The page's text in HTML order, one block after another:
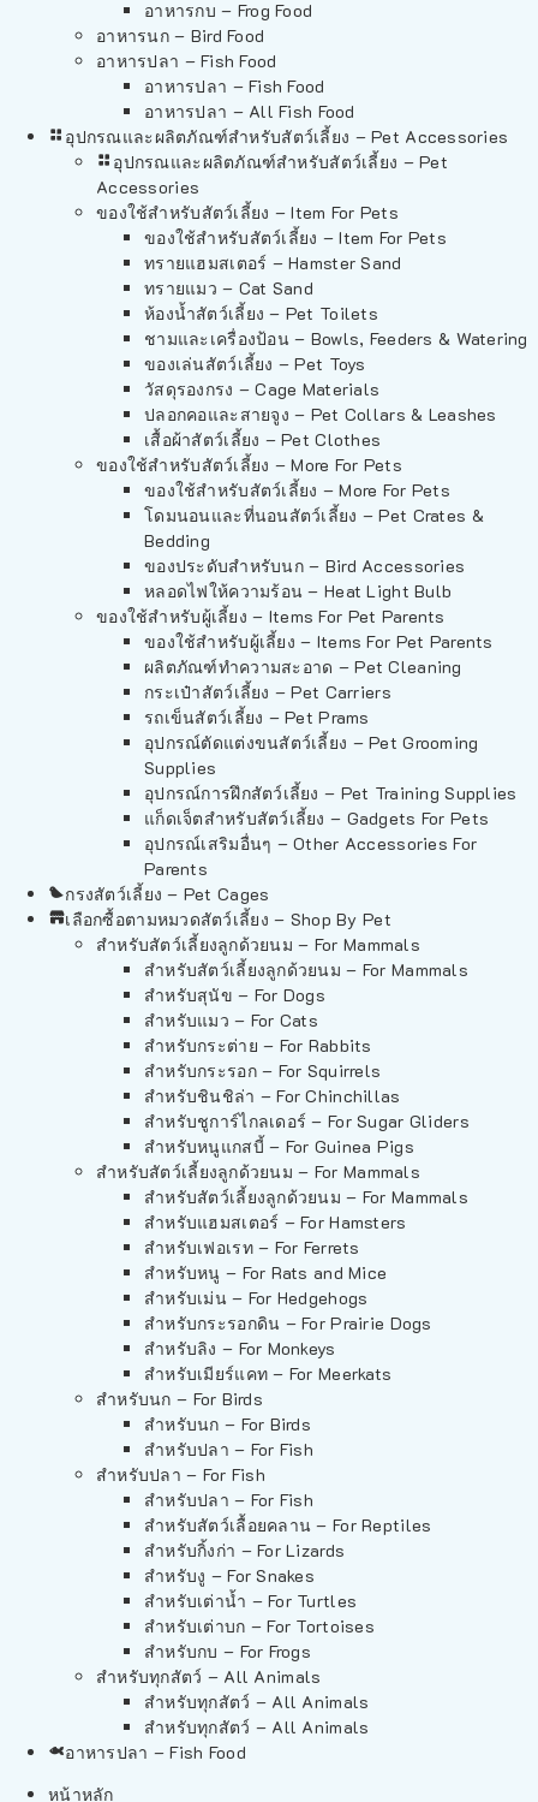
อาหารกบ – Frog Food
อาหารนก – Bird Food
อาหารปลา – Fish Food
อาหารปลา – Fish Food
อาหารปลา – All Fish Food
อุปกรณและผลิตภัณฑ์สำหรับสัตว์เลี้ยง – Pet Accessories
อุปกรณและผลิตภัณฑ์สำหรับสัตว์เลี้ยง – Pet
Accessories
ของใช้สำหรับสัตว์เลี้ยง – Item For Pets
ของใช้สำหรับสัตว์เลี้ยง – Item For Pets
ทรายแฮมสเตอร์ – Hamster Sand
ทรายแมว – Cat Sand
ห้องน้ำสัตว์เลี้ยง – Pet Toilets
ชามและเครื่องป้อน – Bowls, Feeders & Watering
ของเล่นสัตว์เลี้ยง – Pet Toys
วัสดุรองกรง – Cage Materials
ปลอกคอและสายจูง – Pet Collars & Leashes
เสื้อผ้าสัตว์เลี้ยง – Pet Clothes
ของใช้สำหรับสัตว์เลี้ยง – More For Pets
ของใช้สำหรับสัตว์เลี้ยง – More For Pets
โดมนอนและที่นอนสัตว์เลี้ยง – Pet Crates &
Bedding
ของประดับสำหรับนก – Bird Accessories
หลอดไฟให้ความร้อน – Heat Light Bulb
ของใช้สำหรับผู้เลี้ยง – Items For Pet Parents
ของใช้สำหรับผู้เลี้ยง – Items For Pet Parents
ผลิตภัณฑ์ทำความสะอาด – Pet Cleaning
กระเป๋าสัตว์เลี้ยง – Pet Carriers
รถเข็นสัตว์เลี้ยง – Pet Prams
อุปกรณ์ตัดแต่งขนสัตว์เลี้ยง – Pet Grooming
Supplies
อุปกรณ์การฝึกสัตว์เลี้ยง – Pet Training Supplies
แก็ดเจ็ตสำหรับสัตว์เลี้ยง – Gadgets For Pets
อุปกรณ์เสริมอื่นๆ – Other Accessories For
Parents
กรงสัตว์เลี้ยง – Pet Cages
เลือกซื้อตามหมวดสัตว์เลี้ยง – Shop By Pet
สำหรับสัตว์เลี้ยงลูกด้วยนม – For Mammals
สำหรับสัตว์เลี้ยงลูกด้วยนม – For Mammals
สำหรับสุนัข – For Dogs
สำหรับแมว – For Cats
สำหรับกระต่าย – For Rabbits
สำหรับกระรอก – For Squirrels
สำหรับชินชิล่า – For Chinchillas
สำหรับชูการ์ไกลเดอร์ – For Sugar Gliders
สำหรับหนูแกสบี้ – For Guinea Pigs
สำหรับสัตว์เลี้ยงลูกด้วยนม – For Mammals
สำหรับสัตว์เลี้ยงลูกด้วยนม – For Mammals
สำหรับแฮมสเตอร์ – For Hamsters
สำหรับเฟอเรท – For Ferrets
สำหรับหนู – For Rats and Mice
สำหรับเม่น – For Hedgehogs
สำหรับกระรอกดิน – For Prairie Dogs
สำหรับลิง – For Monkeys
สำหรับเมียร์แคท – For Meerkats
สำหรับนก – For Birds
สำหรับนก – For Birds
สำหรับปลา – For Fish
สำหรับปลา – For Fish
สำหรับปลา – For Fish
สำหรับสัตว์เลื้อยคลาน – For Reptiles
สำหรับกิ้งก่า – For Lizards
สำหรับงู – For Snakes
สำหรับเต่าน้ำ – For Turtles
สำหรับเต่าบก – For Tortoises
สำหรับกบ – For Frogs
สำหรับทุกสัตว์ – All Animals
สำหรับทุกสัตว์ – All Animals
สำหรับทุกสัตว์ – All Animals
อาหารปลา – Fish Food
หน้าหลัก